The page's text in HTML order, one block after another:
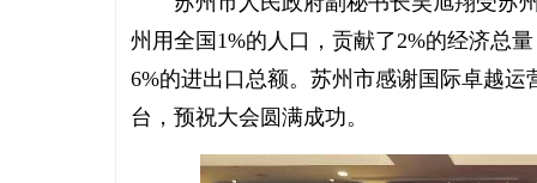
州用全国1%的人口，贡献了2%的经济总
6%的进出口总额。苏州市感谢国际卓越
台，预祝大会圆满成功。